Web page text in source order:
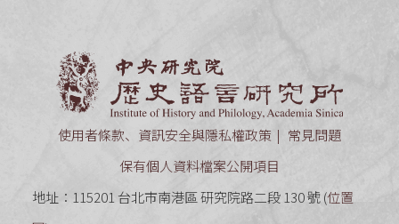
使用者條款、資訊安全與隱私權政策
常見問題
保有個人資料檔案公開項目
地址：115201 台北市南港區 研究院路二段 130 號 (位置